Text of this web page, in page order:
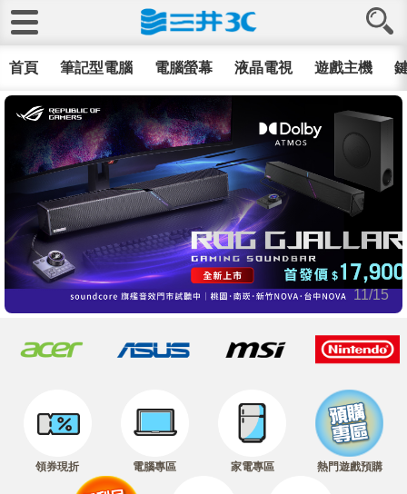
首頁 筆記型電腦 電腦螢幕 液晶電視 遊戲主機
11/15
領券現折 電腦專區 家電專區 熱門遊戲預購